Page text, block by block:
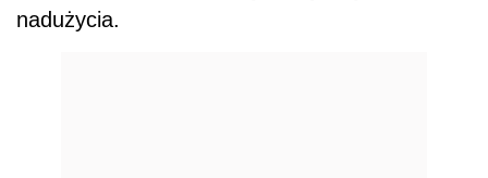
nadużycia.